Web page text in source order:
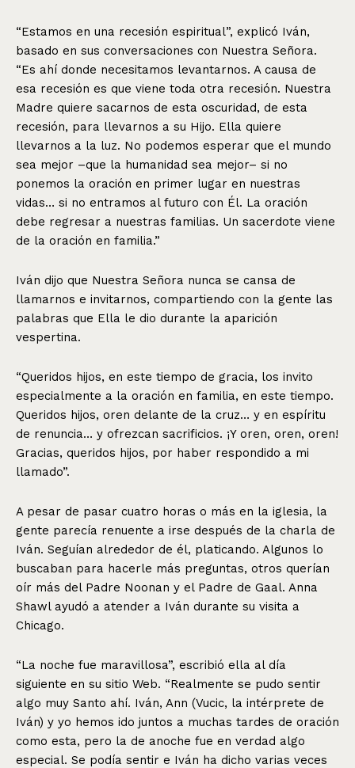
“Estamos en una recesión espiritual”, explicó Iván,
basado en sus conversaciones con Nuestra Señora.
“Es ahí donde necesitamos levantarnos. A causa de
esa recesión es que viene toda otra recesión. Nuestra
Madre quiere sacarnos de esta oscuridad, de esta
recesión, para llevarnos a su Hijo. Ella quiere
llevarnos a la luz. No podemos esperar que el mundo
sea mejor –que la humanidad sea mejor– si no
ponemos la oración en primer lugar en nuestras
vidas… si no entramos al futuro con Él. La oración
debe regresar a nuestras familias. Un sacerdote viene
de la oración en familia.”
Iván dijo que Nuestra Señora nunca se cansa de
llamarnos e invitarnos, compartiendo con la gente las
palabras que Ella le dio durante la aparición
vespertina.
“Queridos hijos, en este tiempo de gracia, los invito
especialmente a la oración en familia, en este tiempo.
Queridos hijos, oren delante de la cruz… y en espíritu
de renuncia… y ofrezcan sacrificios. ¡Y oren, oren, oren!
Gracias, queridos hijos, por haber respondido a mi
llamado”.
A pesar de pasar cuatro horas o más en la iglesia, la
gente parecía renuente a irse después de la charla de
Iván. Seguían alrededor de él, platicando. Algunos lo
buscaban para hacerle más preguntas, otros querían
oír más del Padre Noonan y el Padre de Gaal. Anna
Shawl ayudó a atender a Iván durante su visita a
Chicago.
“La noche fue maravillosa”, escribió ella al día
siguiente en su sitio Web. “Realmente se pudo sentir
algo muy Santo ahí. Iván, Ann (Vucic, la intérprete de
Iván) y yo hemos ido juntos a muchas tardes de oración
como esta, pero la de anoche fue en verdad algo
especial. Se podía sentir e Iván ha dicho varias veces